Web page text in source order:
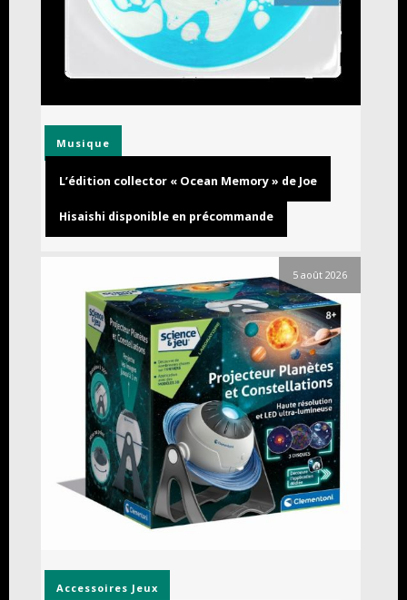
Musique
L’édition collector « Ocean Memory » de Joe
Hisaishi disponible en précommande
5 août 2026
Accessoires Jeux